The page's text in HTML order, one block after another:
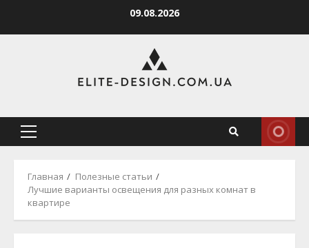
09.08.2026
Основное
Главная
Полезные статьи
Лучшие варианты освещения для разных комнат в
квартире